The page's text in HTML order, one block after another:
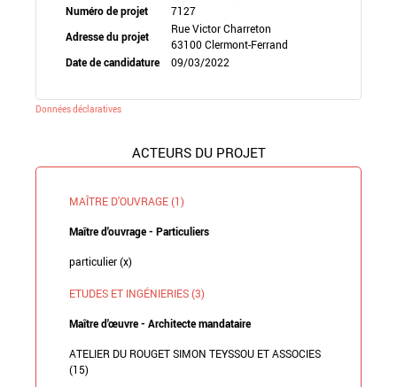
Numéro de projet
7127
Adresse du projet
Rue Victor Charreton
63100 Clermont-Ferrand
Date de candidature
09/03/2022
Données déclaratives
ACTEURS DU PROJET
MAÎTRE D'OUVRAGE (1)
Maître d'ouvrage - Particuliers
particulier (x)
ETUDES ET INGÉNIERIES (3)
Maître d'œuvre - Architecte mandataire
ATELIER DU ROUGET SIMON TEYSSOU ET ASSOCIES
(15)